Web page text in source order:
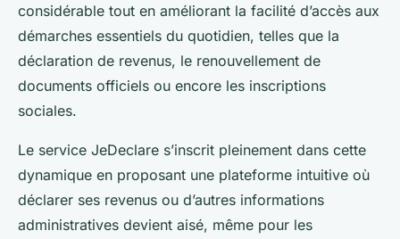
considérable tout en améliorant la facilité d’accès aux
démarches essentiels du quotidien, telles que la
déclaration de revenus, le renouvellement de
documents officiels ou encore les inscriptions
sociales.
Le service JeDeclare s’inscrit pleinement dans cette
dynamique en proposant une plateforme intuitive où
déclarer ses revenus ou d’autres informations
administratives devient aisé, même pour les